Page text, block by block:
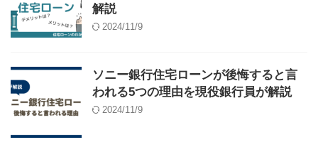
解説
2024/11/9
ソニー銀行住宅ローンが後悔すると言
われる5つの理由を現役銀行員が解説
2024/11/9